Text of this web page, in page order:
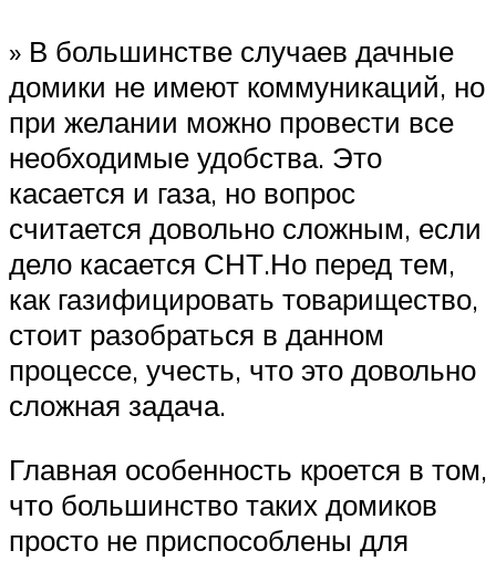
» В большинстве случаев дачные
домики не имеют коммуникаций, но
при желании можно провести все
необходимые удобства. Это
касается и газа, но вопрос
считается довольно сложным, если
дело касается СНТ.Но перед тем,
как газифицировать товарищество,
стоит разобраться в данном
процессе, учесть, что это довольно
сложная задача.
Главная особенность кроется в том,
что большинство таких домиков
просто не приспособлены для